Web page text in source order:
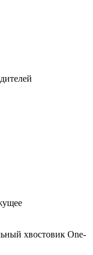
хвостовик Оne-